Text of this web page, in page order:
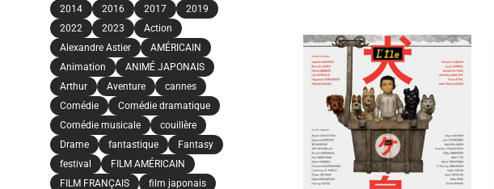
2014
2016 2017
2019
2022
2023
Action
Alexandre Astier
AMÉRICAIN
Animation
ANIMÉ JAPONAIS
Arthur
Aventure
cannes
Comédie
Comédie dramatique
Comédie musicale
couillère
Drame
fantastique
Fantasy
festival
FILM AMÉRICAIN
FILM FRANÇAIS
film japonais